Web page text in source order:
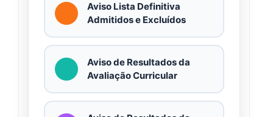
Aviso Lista Definitiva
Admitidos e Excluídos
Aviso de Resultados da
Avaliação Curricular